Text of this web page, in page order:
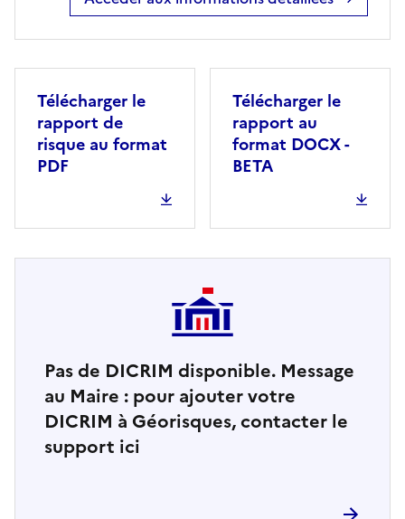
Télécharger le
rapport de
risque au format
PDF
Télécharger le
rapport au
format DOCX -
BETA
Pas de DICRIM disponible. Message
au Maire : pour ajouter votre
DICRIM à Géorisques, contacter le
support ici